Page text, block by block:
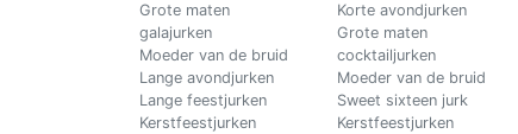
Grote maten
galajurken
Moeder van de bruid
Lange avondjurken
Lange feestjurken
Kerstfeestjurken
Korte avondjurken
Grote maten
cocktailjurken
Moeder van de bruid
Sweet sixteen jurk
Kerstfeestjurken